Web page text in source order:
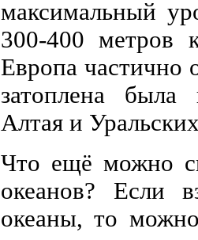
максимальный
300-400
Европа частично
затоплена была
Алтая и
Что ещё можно
океанов? Если
океаны, то